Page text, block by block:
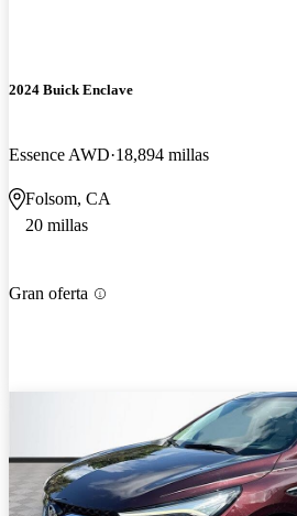
2024 Buick Enclave
Essence AWD 18,894 millas
Folsom, CA
20 millas
Gran oferta